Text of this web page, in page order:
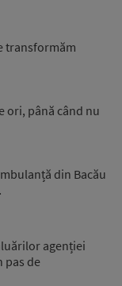
transformăm
ori, până când nu
din Bacău
agenției
pas de